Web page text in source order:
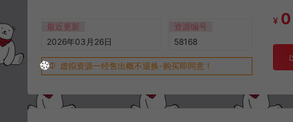
最近更新
2026年03月26日
资源编号
58168
虚拟资源一经售出概不退换-购买即同意！
¥ 0